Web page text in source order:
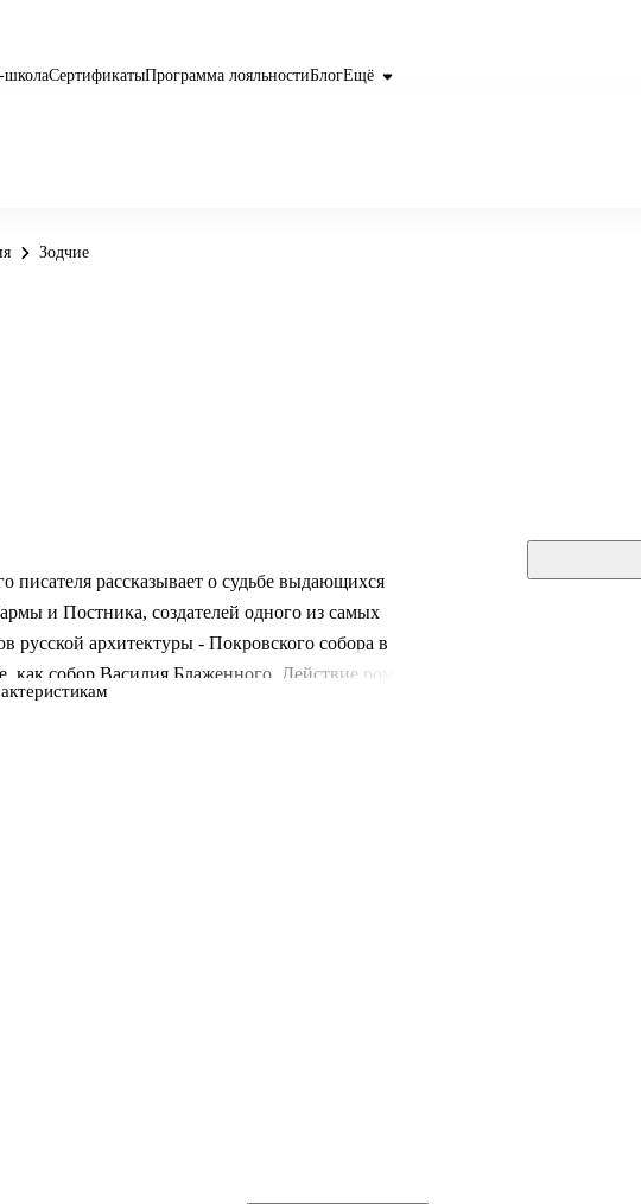
школаСертификатыПрограмма лояльностиБлогЕщё
Зодчие
писателя рассказывает о судьбе выдающихся
и Постника, создателей одного из самых
русской архитектуры - Покровского собора в
как собор Василия Блаженного. Действие романа
борьбы Русского государства за